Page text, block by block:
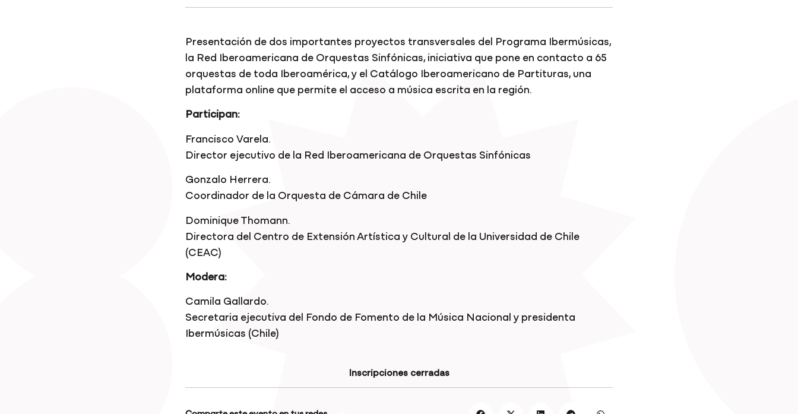
Presentación de dos importantes proyectos transversales del Programa Ibermúsicas,
la Red Iberoamericana de Orquestas Sinfónicas, iniciativa que pone en contacto a 65
orquestas de toda Iberoamérica, y el Catálogo Iberoamericano de Partituras, una
plataforma online que permite el acceso a música escrita en la región.
Participan:
Francisco Varela.
Director ejecutivo de la Red Iberoamericana de Orquestas Sinfónicas
Gonzalo Herrera.
Coordinador de la Orquesta de Cámara de Chile
Dominique Thomann.
Directora del Centro de Extensión Artística y Cultural de la Universidad de Chile
(CEAC)
Modera:
Camila Gallardo.
Secretaria ejecutiva del Fondo de Fomento de la Música Nacional y presidenta
Ibermúsicas (Chile)
Inscripciones cerradas